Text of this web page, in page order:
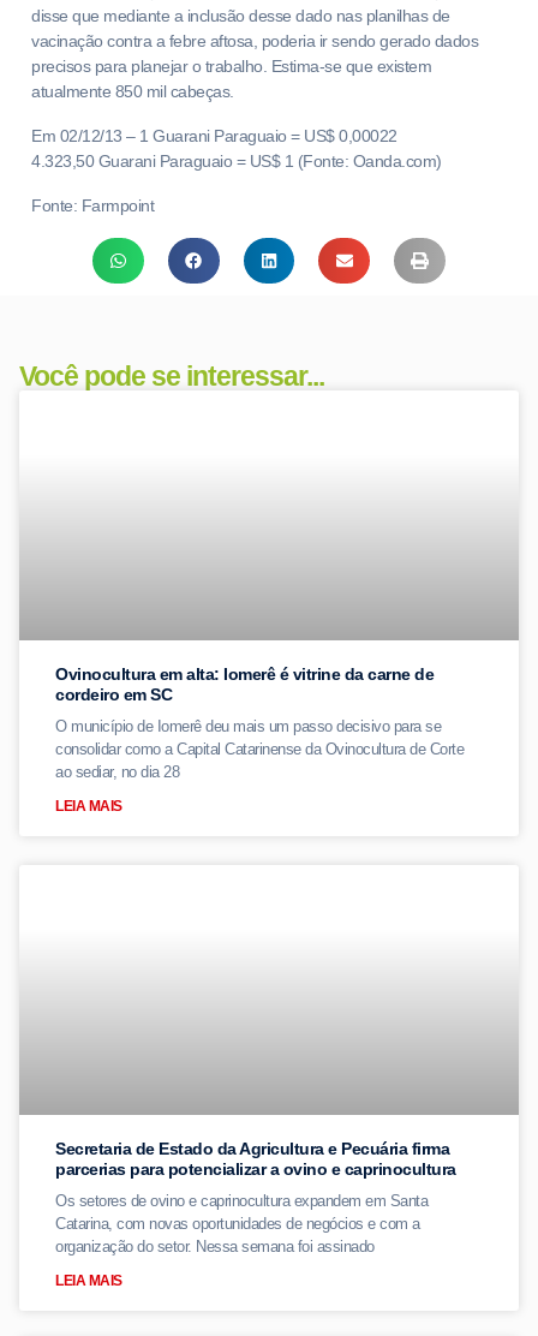
disse que mediante a inclusão desse dado nas planilhas de
vacinação contra a febre aftosa, poderia ir sendo gerado dados
precisos para planejar o trabalho. Estima-se que existem
atualmente 850 mil cabeças.
Em 02/12/13 – 1 Guarani Paraguaio = US$ 0,00022
4.323,50 Guarani Paraguaio = US$ 1 (Fonte: Oanda.com)
Fonte: Farmpoint
Você pode se interessar...
Ovinocultura em alta: Iomerê é vitrine da carne de
cordeiro em SC
O município de Iomerê deu mais um passo decisivo para se
consolidar como a Capital Catarinense da Ovinocultura de Corte
ao sediar, no dia 28
LEIA MAIS
Secretaria de Estado da Agricultura e Pecuária firma
parcerias para potencializar a ovino e caprinocultura
Os setores de ovino e caprinocultura expandem em Santa
Catarina, com novas oportunidades de negócios e com a
organização do setor. Nessa semana foi assinado
LEIA MAIS